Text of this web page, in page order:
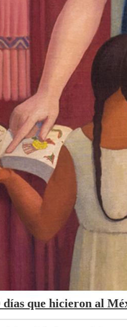
que hicieron al